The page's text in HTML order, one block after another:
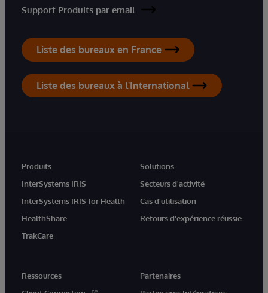
Support Produits par email
Liste des bureaux en France
Liste des bureaux à l'International
Produits
InterSystems IRIS
InterSystems IRIS for Health
HealthShare
TrakCare
Solutions
Secteurs d'activité
Cas d'utilisation
Retours d'expérience réussie
Ressources
Partenaires